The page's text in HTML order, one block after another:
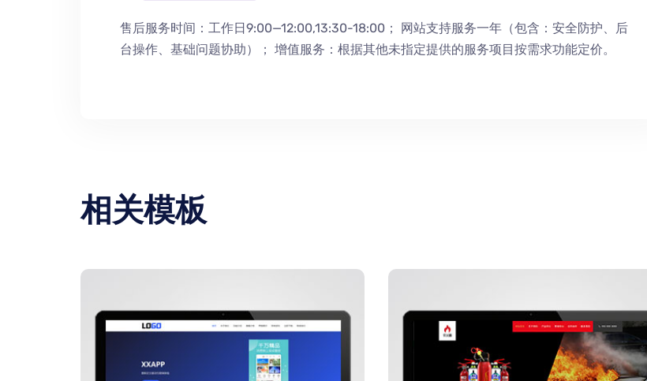
售后服务时间：工作日9:00—12:00,13:30-18:00； 网站支持服务一年（包含：安全防护、
后
台操作、 基础问题协助） ； 增值服务：根据其他未指定提供的服务项目按需求功能定价。
相关模板